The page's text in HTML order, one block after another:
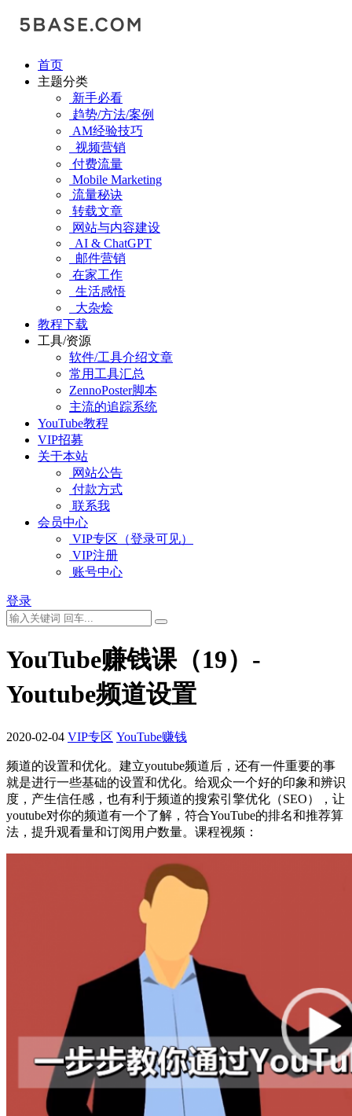
首页
主题分类
新手必看
趋势/方法/案例
AM经验技巧
视频营销
付费流量
Mobile Marketing
流量秘诀
转载文章
网站与内容建设
AI & ChatGPT
邮件营销
在家工作
生活感悟
大杂烩
教程下载
工具/资源
软件/工具介绍文章
常用工具汇总
ZennoPoster脚本
主流的追踪系统
YouTube教程
VIP招募
关于本站
网站公告
付款方式
联系我
会员中心
VIP专区（登录可见）
VIP注册
账号中心
登录
YouTube赚钱课（19）-
Youtube频道设置
2020-02-04 VIP专区 YouTube赚钱
频道的设置和优化。建立youtube频道后，还有一件重要的事
就是进行一些基础的设置和优化。给观众一个好的印象和辨识
度，产生信任感，也有利于频道的搜索引擎优化（SEO），让
youtube对你的频道有一个了解，符合YouTube的排名和推荐算
法，提升观看量和订阅用户数量。课程视频：